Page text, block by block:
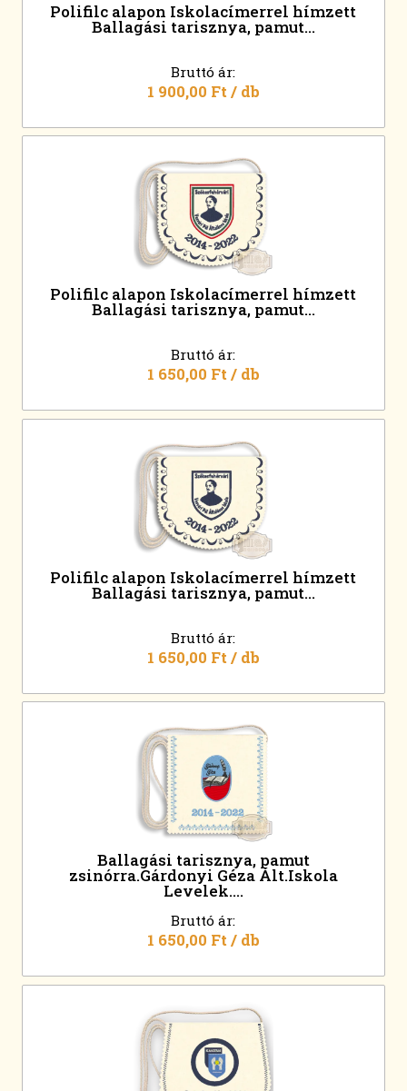
Polifilc alapon Iskolacímerrel hímzett
Ballagási tarisznya, pamut...
Bruttó ár:
1 900,00 Ft/ db
Polifilc alapon Iskolacímerrel hímzett
Ballagási tarisznya, pamut...
Bruttó ár:
1 650,00 Ft/ db
Polifilc alapon Iskolacímerrel hímzett
Ballagási tarisznya, pamut...
Bruttó ár:
1 650,00 Ft/ db
Ballagási tarisznya, pamut
zsinórra.Gárdonyi Géza Ált.Iskola
Levelek....
Bruttó ár:
1 650,00 Ft/ db